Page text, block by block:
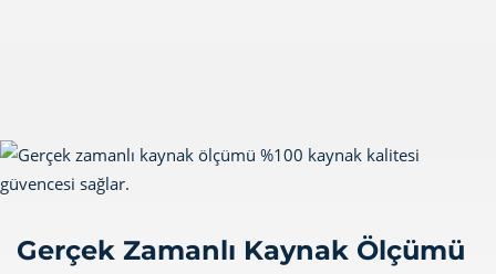
Gerçek Zamanlı Kaynak Ölçümü